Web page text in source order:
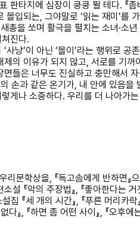
판타지에 심장이 쿵쿵 뛸 테다. 『좀
몰입되는,그야말로‘읽는 재미’를
새총을 쏘며 활극을 펼치는 소녀 ·소년
진다.
‘사냥’이 아닌‘몰이’라는 행위로 공
제의 이유가 되지 않고,서로를 기꺼
면들은 너무도 진실하고 충만해서
의 손과 같은 온기가, 내 안에 있음을
게나 소중하다.우리를 더 나아가
리문학상을, 『독고솜에게 반하면 』
소설 『악의 주장법 』, 『좋아한다는 거
설집 『세 개의 시간』, 『푸른 머리카락』
다』, 『하면 좀 어떤 사이 』, 『오후에